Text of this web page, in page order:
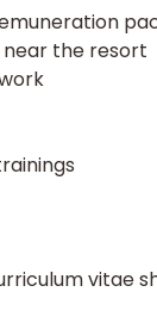
the resort
vitae